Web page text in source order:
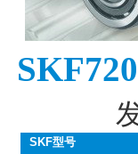
SKF型号